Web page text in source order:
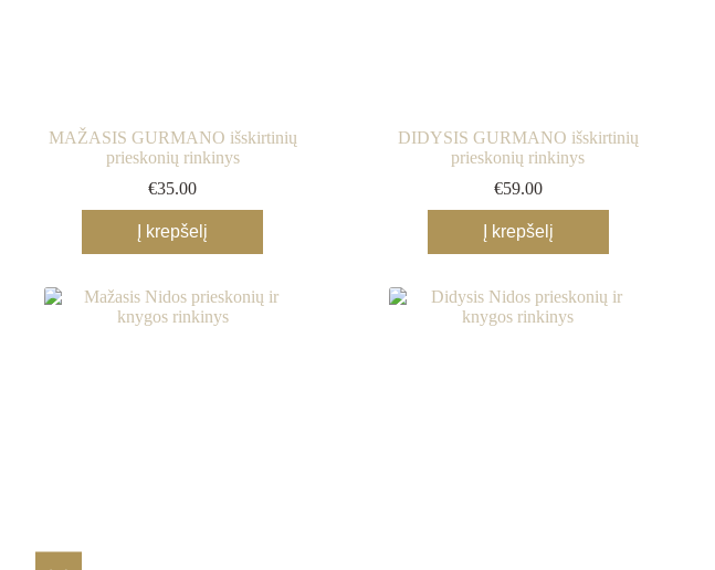
MAŽASIS GURMANO išskirtinių
prieskonių rinkinys
€35.00
Į krepšelį
DIDYSIS GURMANO išskirtinių
prieskonių rinkinys
€59.00
Į krepšelį